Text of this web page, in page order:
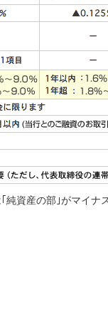
純資産の部｣がマイナ